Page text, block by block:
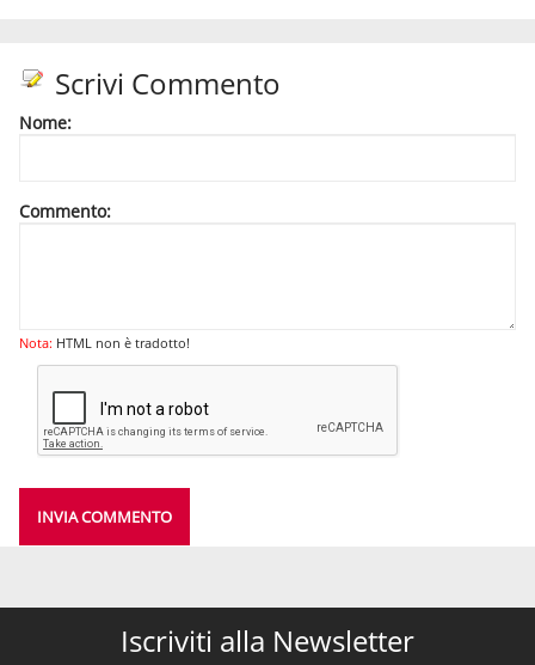
Scrivi Commento
Nome:
Commento:
Nota: HTML non è tradotto!
INVIA COMMENTO
Iscriviti alla Newsletter